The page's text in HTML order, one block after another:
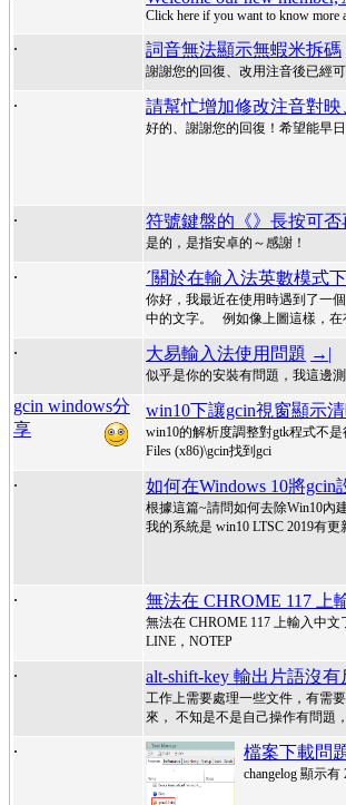
Click here if you want to know more
. 詞音無法顯示無蝦米拆碼
謝謝您的回復、改用注音後已經
. 請幫忙增加修改注音對映
好的、謝謝您的回復！希望能早
. 符號鍵盤的《》長按可否
是的，是指安卓的～感謝！
. ˊ關於在輸入法英數模式
你好，我最近在使用時遇到了一
中的文字。 例如像上圖這樣，在
. 大易輸入法使用問題 →|
似乎是你的安裝有問題，我這邊測
gcin windows分
享
win10下讓gcin視窗顯示
win10的解析度調整對gtk程式不
Files (x86)\gcin找到gci
. 如何在Windows 10將gcin
根據這篇~請問如何去除Win10內
我的系統是 win10 LTSC 2019有更
. 無法在 CHROME 117 上
無法在 CHROME 117 上輸入中文
LINE，NOTEP
. alt-shift-key 輸出片語沒有
工作上需要處理一些文件，有需
來， 不知是不是自己操作有問題
. 檔案下載問
changelog 顯示